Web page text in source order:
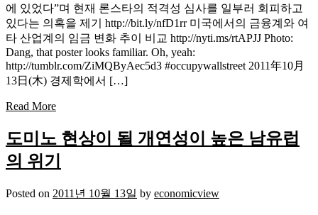
에 있었다”며 현재 론스타의 적격성 심사를 일부러 회피하고
있다는 의혹을 제기 http://bit.ly/nfD1rr 미국에서의 금융계와 여
타 산업계의 임금 변화 추이 비교 http://nyti.ms/rtAPJJ Photo:
Dang, that poster looks familiar. Oh, yeah:
http://tumblr.com/ZiMQByAec5d3 #occupywallstreet 2011年10月
13日(木) 경제학에서 […]
Read More
도미노 현상이 될 개연성이 높은 남유럽
의 위기
Posted on 2011년 10월 13일 by economicview